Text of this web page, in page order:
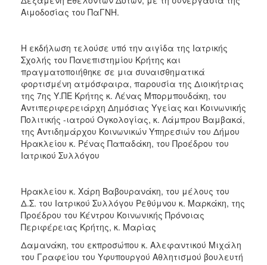
ΑΝΘΕΚΤΙΚΗ
Αιμοδοσίας του ΠαΓΝΗ.
Η εκδήλωση τελούσε υπό την αιγίδα της Ιατρικής
Σχολής του Πανεπιστημίου Κρήτης και
πραγματοποιήθηκε σε μια συναισθηματικά
φορτισμένη ατμόσφαιρα, παρουσία της Διοικήτριας
της 7ης Υ.ΠΕ Κρήτης κ. Λένας Μπορμπουδάκη, του
Αντιπεριφερειάρχη Δημόσιας Υγείας και Κοινωνικής
Πολιτικής -ιατρού Ογκολογίας, κ. Λάμπρου Βαμβακά,
της Αντιδημάρχου Κοινωνικών Υπηρεσιών του Δήμου
Ηρακλείου κ. Ρένας Παπαδάκη, του Προέδρου του
Ιατρικού Συλλόγου
Ηρακλείου κ. Χάρη Βαβουρανάκη, του μέλους του
Δ.Σ. του Ιατρικού Συλλόγου Ρεθύμνου κ. Μαρκάκη, της
Προέδρου του Κέντρου Κοινωνικής Πρόνοιας
Περιφέρειας Κρήτης, κ. Μαρίας
Δαμανάκη, του εκπροσώπου κ. Αλεφαντικού Μιχάλη
του Γραφείου του Υφυπουργού Αθλητισμού βουλευτή